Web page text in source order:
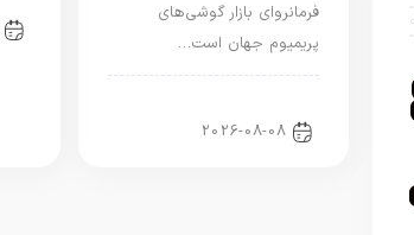
فرمانروای بازار گوشی‌های
پریمیوم جهان است…
2026-08-08